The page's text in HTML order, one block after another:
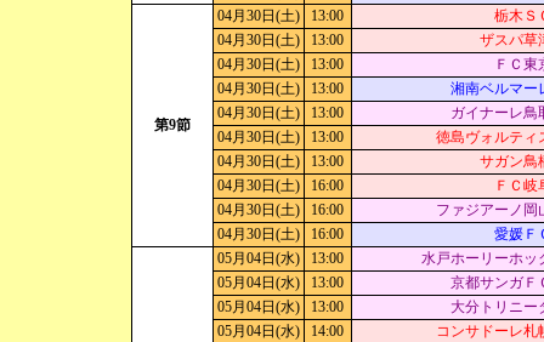
第9節
04月30日(土) 13:00
栃木Ｓ
04月30日(土)
13:00
ザスパ草
04月30日(土)
13:00
ＦＣ東
04月30日(土)
13:00
湘南ベルマー
04月30日(土)
13:00
ガイナーレ鳥
04月30日(土)
13:00
徳島ヴォルティ
04月30日(土)
13:00
サガン鳥
04月30日(土)
16:00
ＦＣ岐
04月30日(土)
16:00
ファジアーノ岡
04月30日(土)
16:00 愛媛Ｆ
05月04日(水) 13:00
水戸ホーリーホッ
05月04日(水)
13:00
京都サンガＦ
05月04日(水)
13:00
大分トリニー
05月04日(水)
14:00
コンサドーレ札